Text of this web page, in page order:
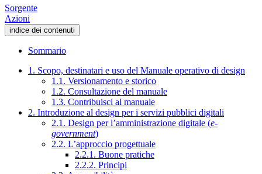
Sorgente
Azioni
indice dei contenuti
Sommario
1. Scopo, destinatari e uso del Manuale operativo di design
1.1. Versionamento e storico
1.2. Consultazione del manuale
1.3. Contribuisci al manuale
2. Introduzione al design per i servizi pubblici digitali
2.1. Design per l’amministrazione digitale (e-
government)
2.2. L’approccio progettuale
2.2.1. Buone pratiche
2.2.2. Principi